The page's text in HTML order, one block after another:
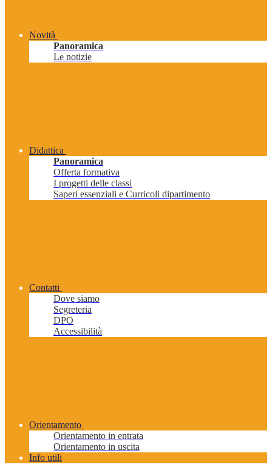
Novità
Panoramica
Le notizie
Didattica
Panoramica
Offerta formativa
I progetti delle classi
Saperi essenziali e Curricoli dipartimento
Contatti
Dove siamo
Segreteria
DPO
Accessibilità
Orientamento
Orientamento in entrata
Orientamento in uscita
Info utili